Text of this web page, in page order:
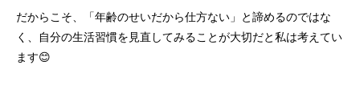
だからこそ、「年齢のせいだから仕方ない」と諦めるのではな
く、自分の生活習慣を見直してみることが大切だと私は考えてい
ます😊